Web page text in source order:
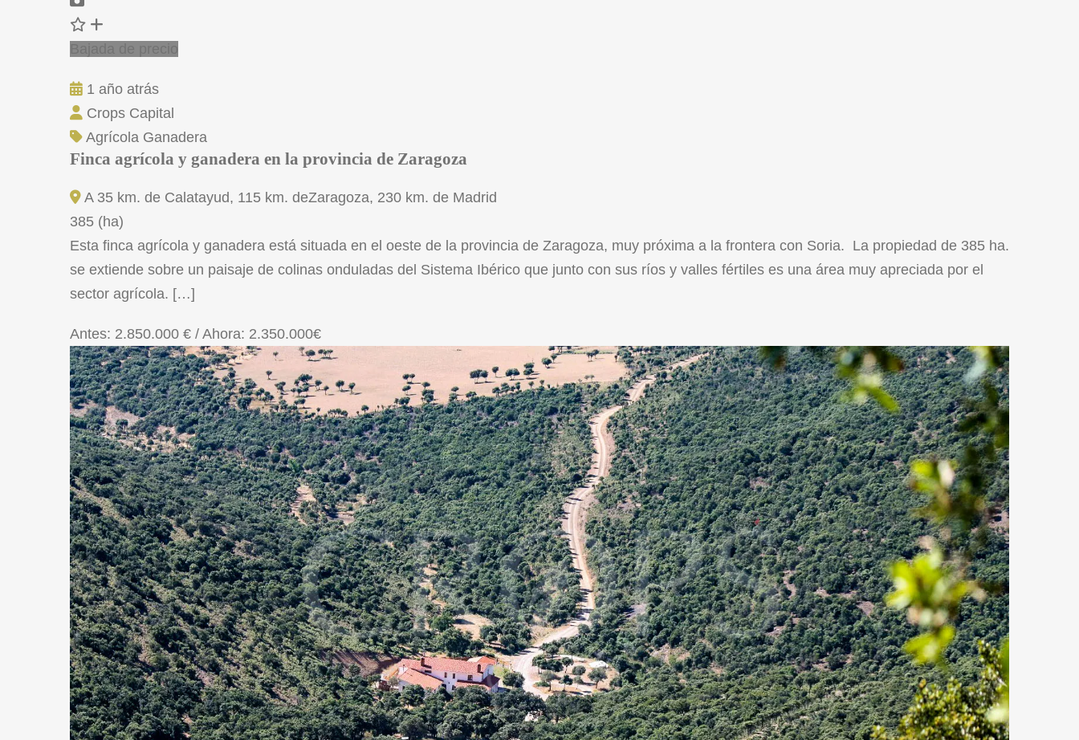
1 año atrás
Crops Capital
Agrícola Ganadera
Finca agrícola y ganadera en la provincia de Zaragoza
A 35 km. de Calatayud, 115 km. deZaragoza, 230 km. de Madrid
385 (ha)
Esta finca agrícola y ganadera está situada en el oeste de la provincia de Zaragoza, muy próxima a la frontera con Soria. La propiedad de 385 ha.
se extiende sobre un paisaje de colinas onduladas del Sistema Ibérico que junto con sus ríos y valles fértiles es una área muy apreciada por el
sector agrícola. […]
Antes: 2.850.000 € / Ahora: 2.350.000€